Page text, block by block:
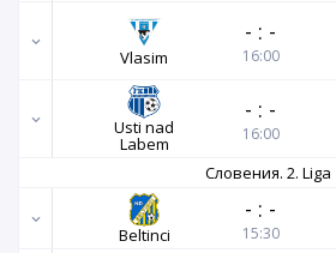
Vlasim
- : -
16:00
Usti nad
Labem
- : -
16:00
Словения. 2. Liga
Beltinci
- : -
15:30